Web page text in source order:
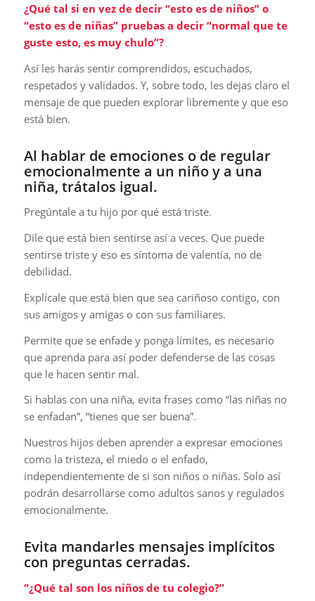
¿Qué tal si en vez de decir “esto es de niños” o
“esto es de niñas” pruebas a decir “normal que te
guste esto, es muy chulo”?
Así les harás sentir comprendidos, escuchados,
respetados y validados. Y, sobre todo, les dejas claro el
mensaje de que pueden explorar libremente y que eso
está bien.
Al hablar de emociones o de regular
emocionalmente a un niño y a una
niña, trátalos igual.
Pregúntale a tu hijo por qué está triste.
Dile que está bien sentirse así a veces. Que puede
sentirse triste y eso es síntoma de valentía, no de
debilidad.
Explícale que está bien que sea cariñoso contigo, con
sus amigos y amigas o con sus familiares.
Permite que se enfade y ponga límites, es necesario
que aprenda para así poder defenderse de las cosas
que le hacen sentir mal.
Si hablas con una niña, evita frases como “las niñas no
se enfadan”, “tienes que ser buena”.
Nuestros hijos deben aprender a expresar emociones
como la tristeza, el miedo o el enfado,
independientemente de si son niños o niñas. Solo así
podrán desarrollarse como adultos sanos y regulados
emocionalmente.
Evita mandarles mensajes implícitos
con preguntas cerradas.
“¿Qué tal son los niños de tu colegio?”